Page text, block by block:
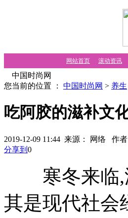
网站首页 滚动资讯
中国时尚网
您当前的位置 ： 中国时尚网 > 养生
吃阿胶的滋补文
2019-12-09 11:44 来源： 网络 作
分享到 0
寒冬来临,
其是现代社会